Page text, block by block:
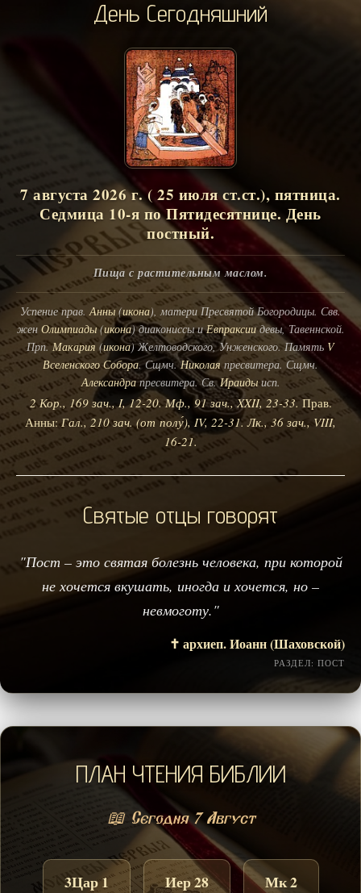
День Сегодняшний
7 августа 2026 г. ( 25 июля ст.ст.), пятница.
Седмица 10-я по Пятидесятнице. День
постный.
Пища с растительным маслом.
Успение прав. Анны(икона), матери Пресвятой Богородицы. Свв.
жен Олимпиады(икона) диакониссы иЕвпраксиидевы, Тавеннской.
Прп.Макария(икона) Желтоводского, Унженского. Память V
Вселенского Собора. Сщмч.Николая пресвитера. Сщмч.
Александрапресвитера. Св.Ираидыисп.
2 Кор., 169 зач., I, 12-20. Мф., 91 зач., XXII, 23-33.Прав.
Анны:Гал., 210 зач. (от полу́), IV, 22-31. Лк., 36 зач., VIII,
16-21.
Святые отцы говорят
"Пост – это святая болезнь человека, при которой
не хочется вкушать, иногда и хочется, но –
невмоготу."
✝️ архиеп. Иоанн (Шаховской)
РАЗДЕЛ: ПОСТ
ПЛАН ЧТЕНИЯ БИБЛИИ
📖 Сегодня 7 Август
3Цар 1 Иер 28 Мк 2